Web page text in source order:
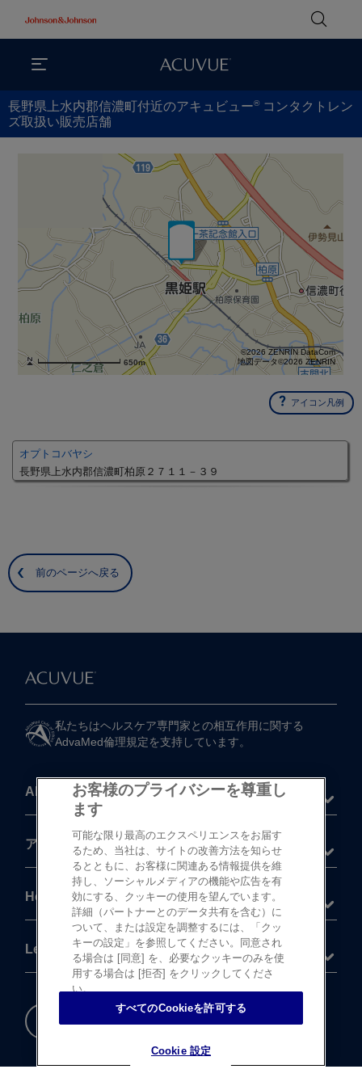
長野県上水内郡信濃町付近のアキュビュー® コンタクトレン
ズ取扱い販売店舗
650m
©2026 ZENRIN DataCom
地図データ©2026 ZENRIN
アイコン凡例
オプトコバヤシ
長野県上水内郡信濃町柏原２７１１－３９
前のページへ戻る
私たちは​ヘルスケア専門家との​相互作用に​関する​
AdvaMed倫理規定を​支持しています。
About
アキュビュー®製品
Help
Legal
重要な​安全情報
お客様のプライバシーを尊重し
ます
可能な限り最高のエクスペリエンスをお届す
るため、当社は、サイトの改善方法を知らせ
るとともに、お客様に関連ある情報提供を維
持し、ソーシャルメディアの機能や広告を有
効にする、クッキーの使用を望んでいます。
詳細（パートナーとのデータ共有を含む）に
ついて、または設定を調整するには、「クッ
キーの設定」を参照してください。同意され
る場合は [同意] を、必要なクッキーのみを使
用する場合は [拒否] をクリックしてくださ
い。
Cookie 設定
すべてのCookieを許可する